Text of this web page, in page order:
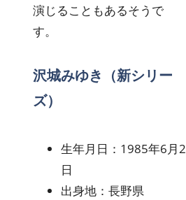
演じることもあるそうで
す。
沢城みゆき（新シリー
ズ）
生年月日：1985年6月2
日
出身地：長野県